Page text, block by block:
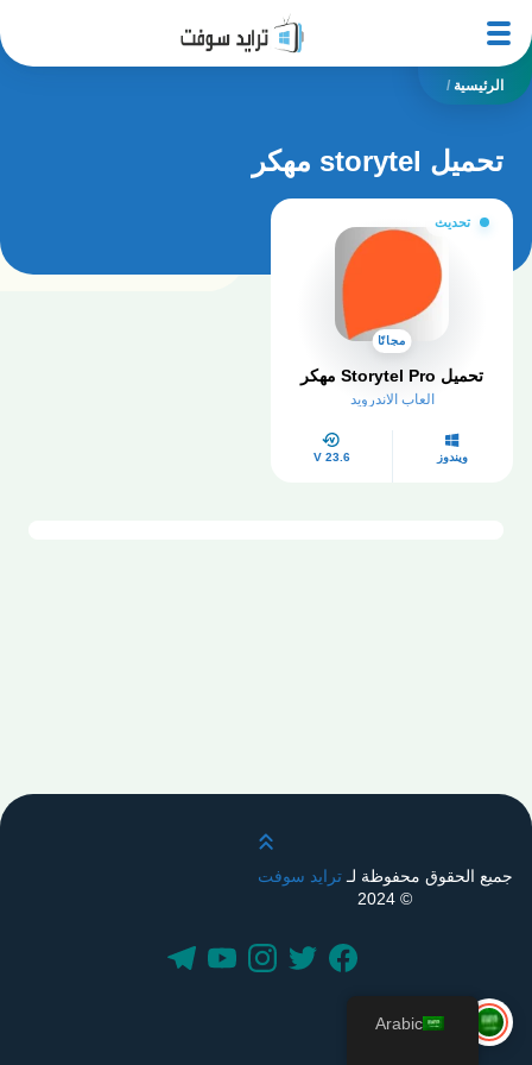
الرئيسية /
تحميل storytel مهكر
تحديث
مجانًا
تحميل Storytel Pro مهكر
العاب الاندرويد
ويندوز V 23.6
قم بالتمرير لأعلى
جميع الحقوق محفوظة لـترايد سوفت
© 2024
Arabic